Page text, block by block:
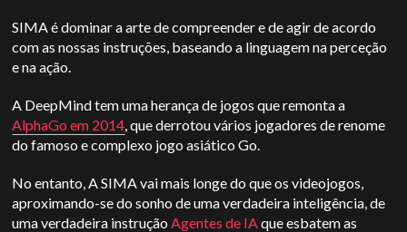
SIMA é dominar a arte de compreender e de agir de acordo
com as nossas instruções, baseando a linguagem na perceção
e na ação.
A DeepMind tem uma herança de jogos que remonta a
AlphaGo em 2014, que derrotou vários jogadores de renome
do famoso e complexo jogo asiático Go.
No entanto,A SIMA vai mais longe do que os videojogos,
aproximando-se do sonho de uma verdadeira inteligência, de
uma verdadeira instruçãoAgentes de IAque esbatem as